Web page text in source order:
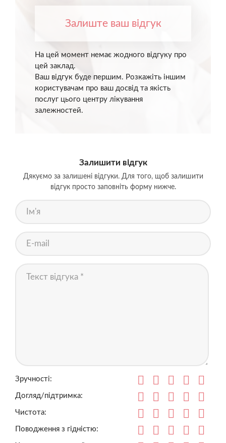
Залиште ваш відгук
На цей момент немає жодного відгуку про
цей заклад.
Ваш відгук буде першим. Розкажіть іншим
користувачам про ваш досвід та якість
послуг цього центру лікування
залежностей.
Залишити відгук
Дякуємо за залишені відгуки. Для того, щоб залишити
відгук просто заповніть форму нижче.
Зручності:
Догляд/підтримка:
Чистота:
Поводження з гідністю: